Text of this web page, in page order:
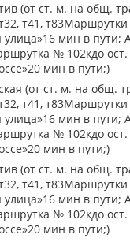
(от ст. м. на общ.
т41,
улица»16 мин в
№ 102кдо ост.
мин в пути;)
(от ст. м. на общ.
т41,
улица»16 мин в
№ 102кдо ост.
мин в пути;)
(от ст. м. на общ.
т41,
улица»16 мин в
№ 102кдо ост.
мин в пути;)